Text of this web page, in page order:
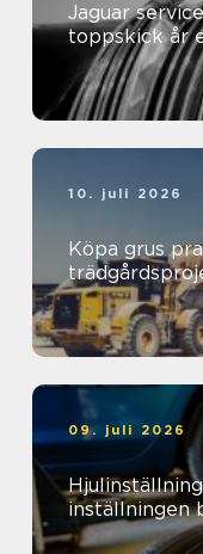
Jaguar service så håller du
toppskick år
10. juli 2026
Köpa grus praktisk guide för bygg- och
09. juli 2026
Hjulinställning
inställningen